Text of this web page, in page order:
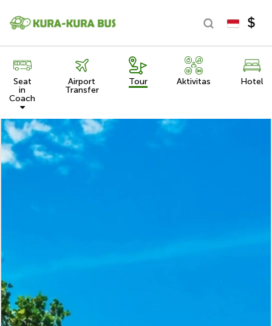
Seat
in
Coach
Airport
Transfer
Tour Aktivitas Hotel